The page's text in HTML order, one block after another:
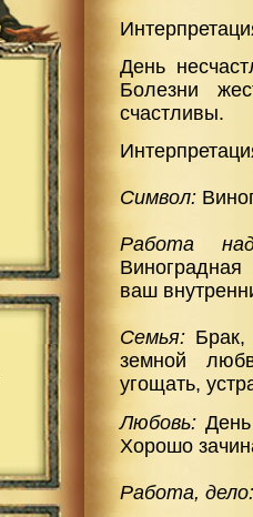
День
Болезни
счастливы.
Символ:
Работа
ваш
Семья:
земной
угощать,
Любовь:
Хорошо
Работа, дело: